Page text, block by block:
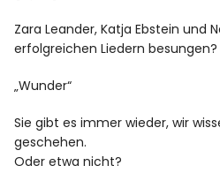
Zara Leander, Katja Ebstein und
erfolgreichen Liedern besungen?
„Wunder“
Sie gibt es immer wieder, wir
geschehen.
Oder etwa nicht?